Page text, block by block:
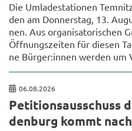
Die Um­la­de­sta­tio­nen
den am Don­ners­tag, 13.
nen. Aus or­ga­ni­sa­to­ri­schen
Öff­nungs­zei­ten für die­sen
ne Bür­ger:innen wer­den um
06.08.2026
Pe­ti­ti­ons­aus­schuss
den­burg kommt